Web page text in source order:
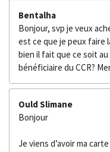
Bentalha
Bonjour, svp je veux
est ce que je peux faire
bien il fait que ce soit
bénéficiaire du CCR?
Ould Slimane
Bonjour
Je viens d’avoir ma